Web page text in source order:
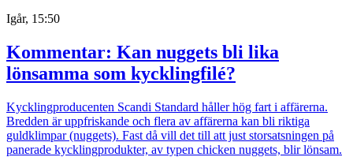
Igår, 15:50
Kommentar: Kan nuggets bli lika
lönsamma som kycklingfilé?
Kycklingproducenten Scandi Standard håller hög fart i affärerna.
Bredden är uppfriskande och flera av affärerna kan bli riktiga
guldklimpar (nuggets). Fast då vill det till att just storsatsningen på
panerade kycklingprodukter, av typen chicken nuggets, blir lönsam.